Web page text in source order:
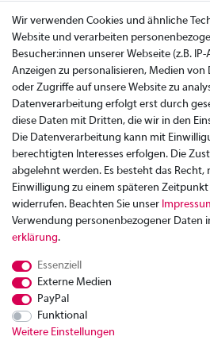
Zahlung
Rücksendung
Datenschutzerklärung
AGB
Wir verwenden Cookies und ähnliche
Website und verarbeiten
Besucher:innen unserer Webseite (z.B.
Anzeigen zu personalisieren, Medien
oder Zugriffe auf unsere Website zu
Datenverarbeitung erfolgt erst durch
diese Daten mit Dritten, die wir in den
Die Datenverarbeitung kann mit
berechtigten Interesses erfolgen. Die
abgelehnt werden. Es besteht das
Einwilligung zu einem späteren
widerrufen. Beachten Sie unser
Verwendung personenbezogener Daten
erklärung.
Essenziell
Externe Medien
PayPal
Funktional
Weitere Einstellungen